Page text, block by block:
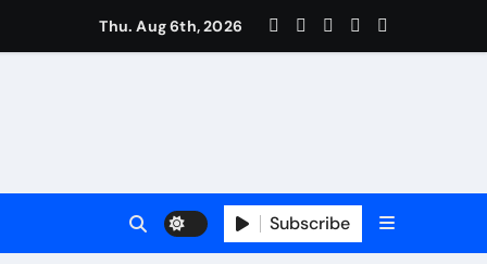
अतिथि
Thu. Aug 6th, 2026
Subscribe